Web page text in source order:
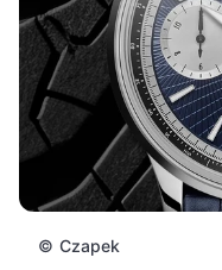
© Czapek